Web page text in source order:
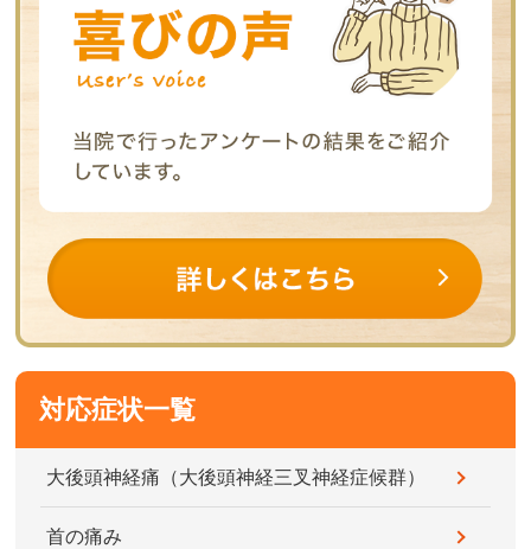
対応症状一覧
大後頭神経痛（大後頭神経三叉神経症候群）
首の痛み